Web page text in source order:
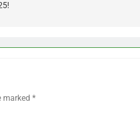
marked *